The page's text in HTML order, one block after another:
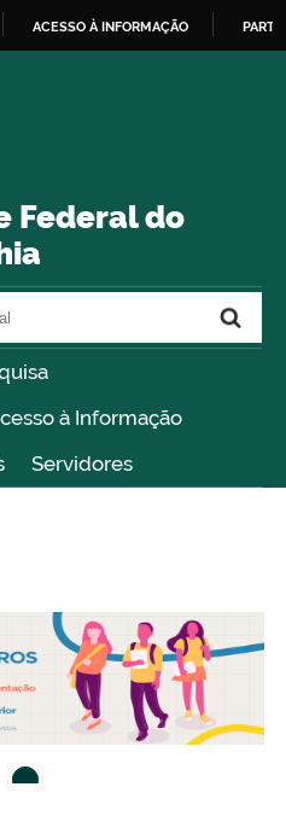
ACESSO À INFORMAÇÃO
Federal do
à Informação
Servidores